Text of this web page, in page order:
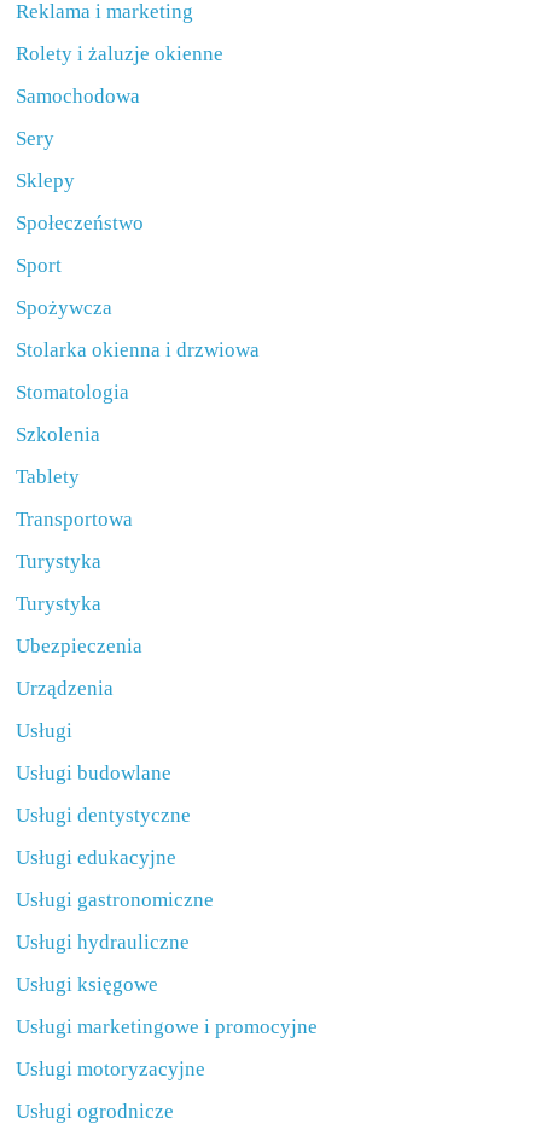
Reklama i marketing
Rolety i żaluzje okienne
Samochodowa
Sery
Sklepy
Społeczeństwo
Sport
Spożywcza
Stolarka okienna i drzwiowa
Stomatologia
Szkolenia
Tablety
Transportowa
Turystyka
Turystyka
Ubezpieczenia
Urządzenia
Usługi
Usługi budowlane
Usługi dentystyczne
Usługi edukacyjne
Usługi gastronomiczne
Usługi hydrauliczne
Usługi księgowe
Usługi marketingowe i promocyjne
Usługi motoryzacyjne
Usługi ogrodnicze